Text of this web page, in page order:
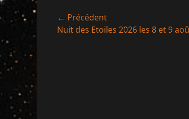
Navigation
de
← Précédent
Article
Nuit des Etoiles 2026 les 8 et 9